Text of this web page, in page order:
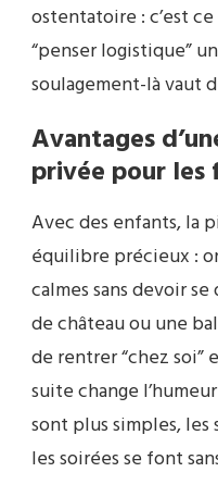
ostentatoire : c’est
“penser logistique”
soulagement-là vaut
Avantages
privée pour les
Avec des enfants, la
équilibre précieux :
calmes sans devoir
de château ou une
de rentrer “chez soi”
suite change
sont plus simples, les
les soirées se font